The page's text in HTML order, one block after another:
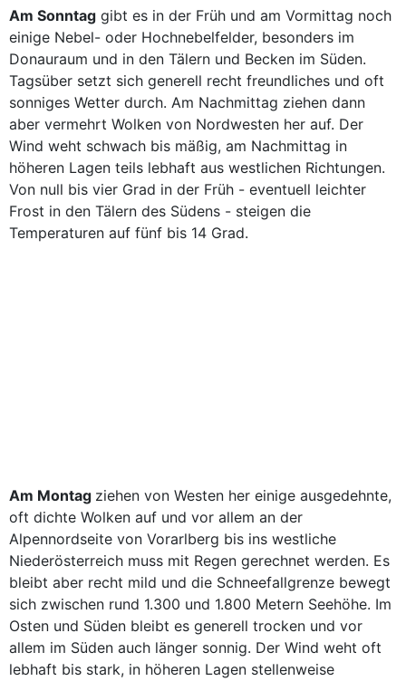
Am Sonntag gibt es in der Früh und am Vormittag noch
einige Nebel- oder Hochnebelfelder, besonders im
Donauraum und in den Tälern und Becken im Süden.
Tagsüber setzt sich generell recht freundliches und oft
sonniges Wetter durch. Am Nachmittag ziehen dann
aber vermehrt Wolken von Nordwesten her auf. Der
Wind weht schwach bis mäßig, am Nachmittag in
höheren Lagen teils lebhaft aus westlichen Richtungen.
Von null bis vier Grad in der Früh - eventuell leichter
Frost in den Tälern des Südens - steigen die
Temperaturen auf fünf bis 14 Grad.
Am Montag ziehen von Westen her einige ausgedehnte,
oft dichte Wolken auf und vor allem an der
Alpennordseite von Vorarlberg bis ins westliche
Niederösterreich muss mit Regen gerechnet werden. Es
bleibt aber recht mild und die Schneefallgrenze bewegt
sich zwischen rund 1.300 und 1.800 Metern Seehöhe. Im
Osten und Süden bleibt es generell trocken und vor
allem im Süden auch länger sonnig. Der Wind weht oft
lebhaft bis stark, in höheren Lagen stellenweise